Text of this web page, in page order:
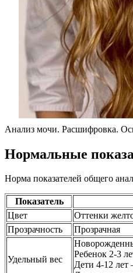
Анализ мочи. Расшифровка.
Нормальные
Норма показателей общего
Показатель
Цвет
Оттенки
Прозрачность
Прозрачная
Удельный вес
Ребенок 2-3
Дети 4-12 лет